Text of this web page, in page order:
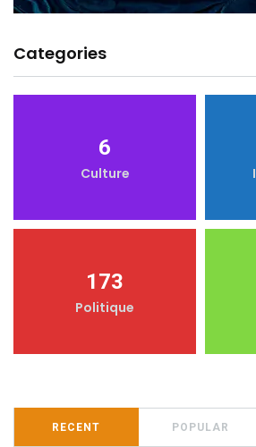
Categories
6
Culture
173
Politique
RECENT POPULAR